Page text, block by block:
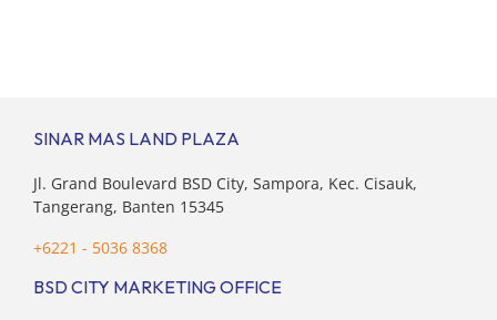
SINAR MAS LAND PLAZA
Jl. Grand Boulevard BSD City, Sampora, Kec. Cisauk,
Tangerang, Banten 15345
+6221 - 5036 8368
BSD CITY MARKETING OFFICE